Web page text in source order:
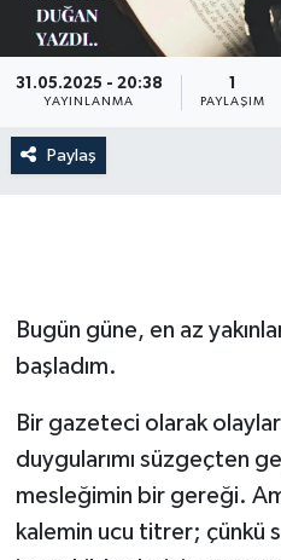
31.05.2025 - 20:38
YAYINLANMA
1
PAYLAŞIM
Paylaş
Bugün güne, en az
başladım.
Bir gazeteci olarak
duygularımı süzgeçten
mesleğimin bir gereği.
kalemin ucu titrer; çünkü